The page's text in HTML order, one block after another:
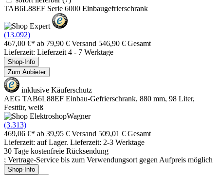
TAB6L88EF Serie 6000 Einbaugefrierschrank
(13.092)
467,00 €* ab 79,90 € Versand 546,90 € Gesamt
Lieferzeit: Lieferzeit 4 - 7 Werktage
Shop-Info
Zum Anbieter
inklusive Käuferschutz
AEG TAB6L88EF Einbau-Gefrierschrank, 880 mm, 98 Liter,
Festtür, weiß
(3.313)
469,06 €* ab 39,95 € Versand 509,01 € Gesamt
Lieferzeit: auf Lager. Lieferzeit: 2-3 Werktage
30 Tage kostenfreie Rücksendung
; Vertrage-Service bis zum Verwendungsort gegen Aufpreis möglich
Shop-Info